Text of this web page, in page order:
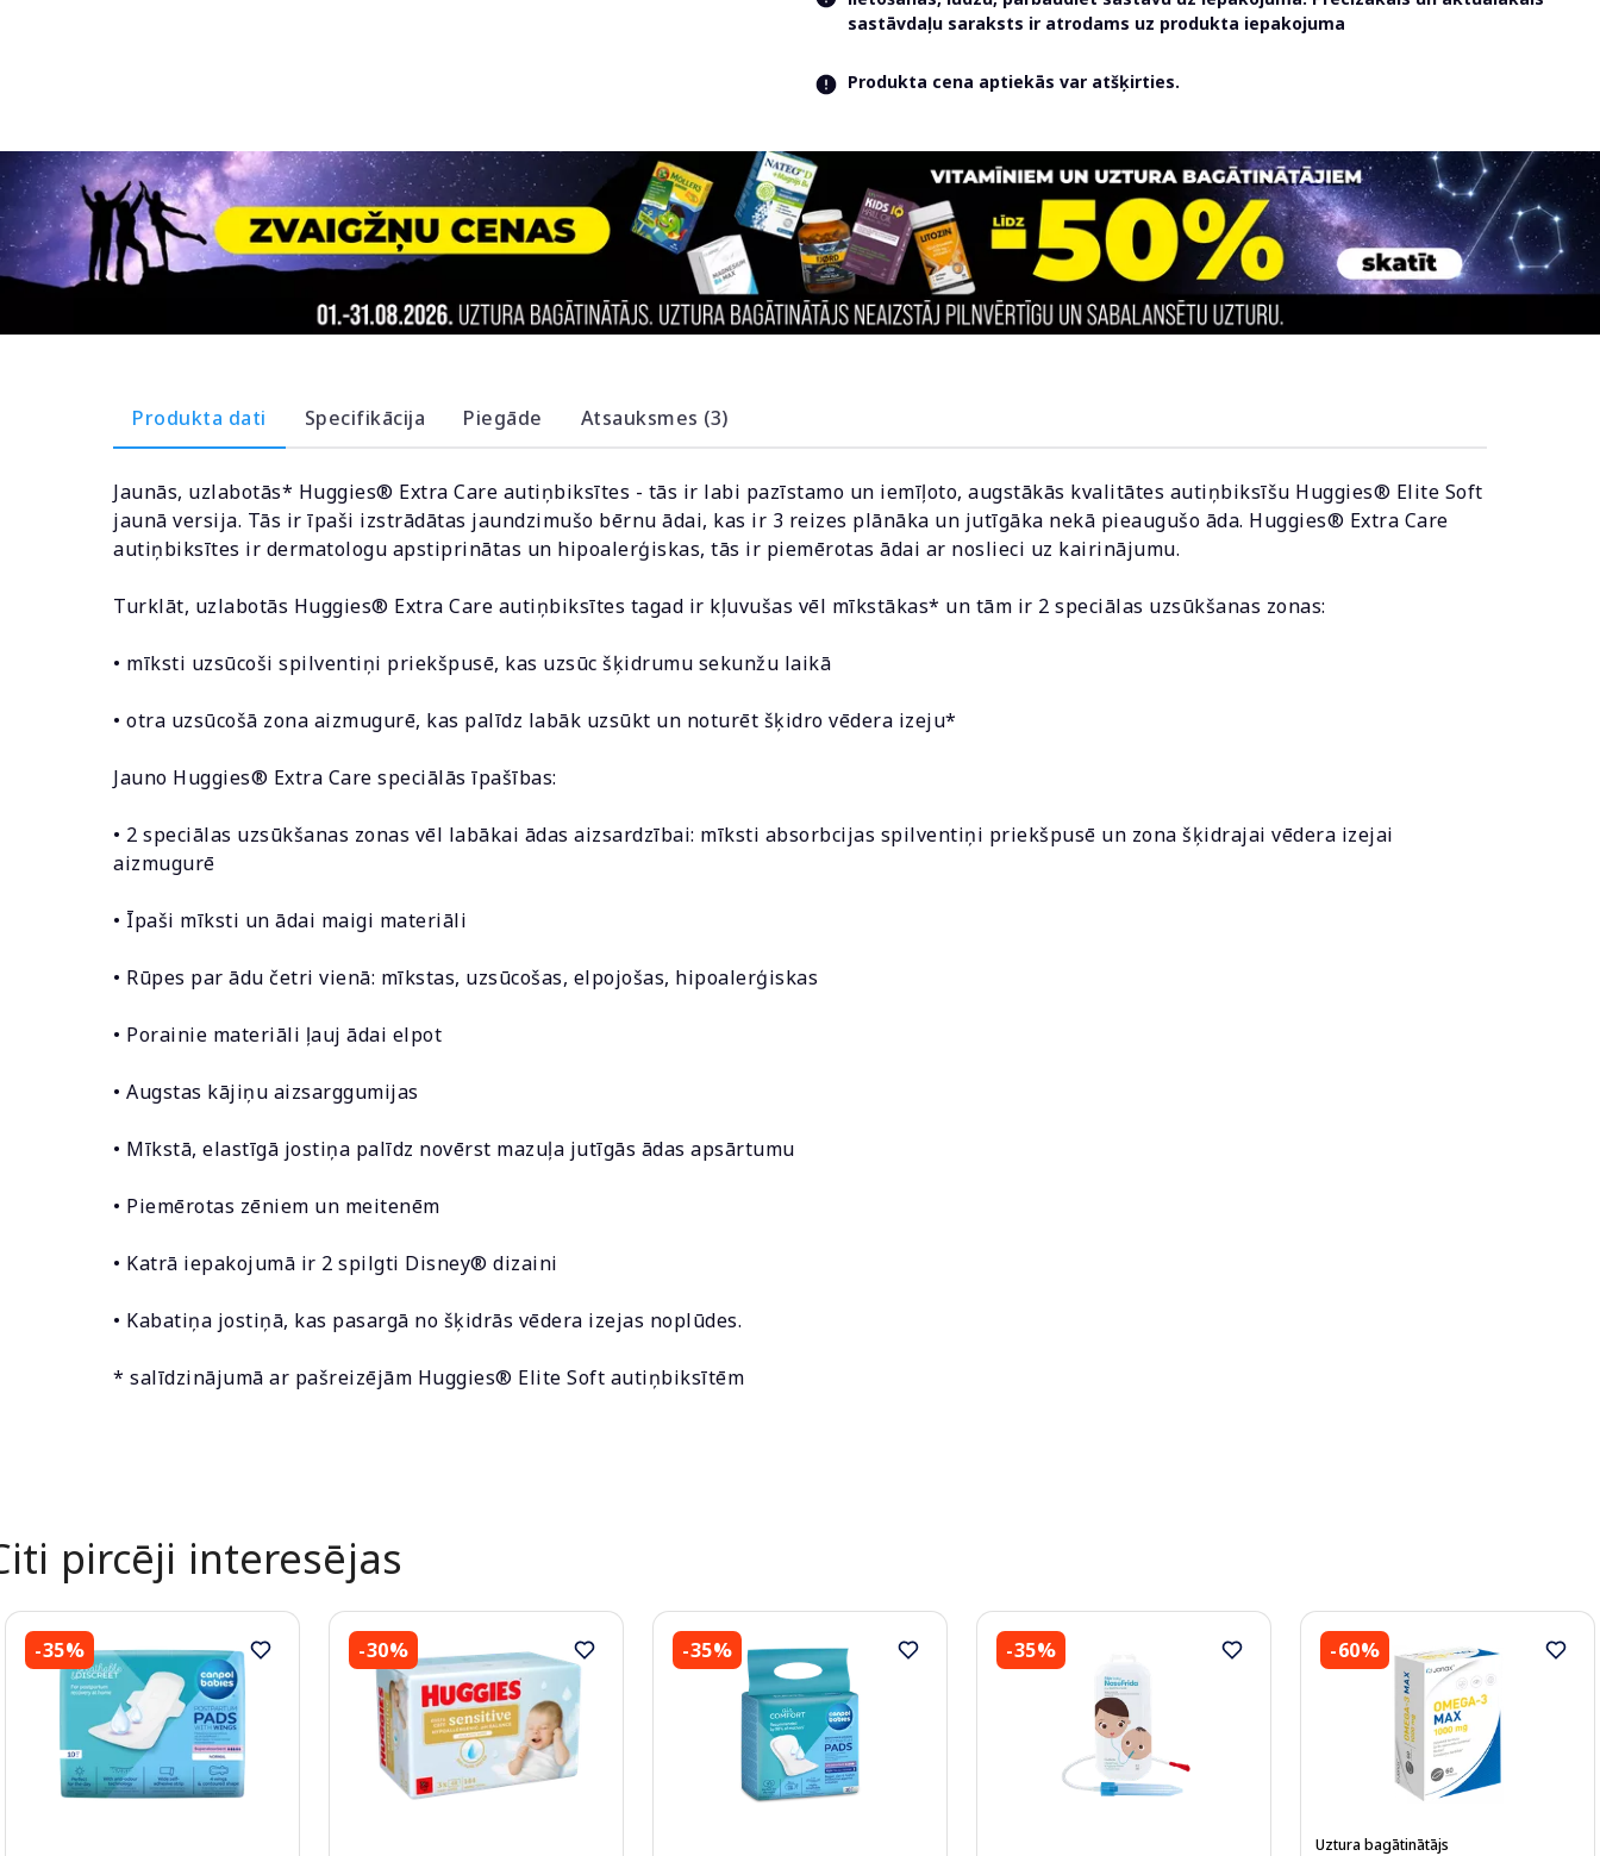
sastāvdaļu saraksts ir atrodams uz produkta iepakojuma
Produkta cena aptiekās var atšķirties.
Produkta dati Specifikācija Piegāde Atsauksmes (3)
Jaunās, uzlabotās* Huggies® Extra Care autiņbiksītes - tās ir labi pazīstamo un iemīļoto, augstākās kvalitātes autiņbiksīšu Huggies® Elite Soft
jaunā versija. Tās ir īpaši izstrādātas jaundzimušo bērnu ādai, kas ir 3 reizes plānāka un jutīgāka nekā pieaugušo āda. Huggies® Extra Care
autiņbiksītes ir dermatologu apstiprinātas un hipoalerģiskas, tās ir piemērotas ādai ar noslieci uz kairinājumu.
Turklāt, uzlabotās Huggies® Extra Care autiņbiksītes tagad ir kļuvušas vēl mīkstākas* un tām ir 2 speciālas uzsūkšanas zonas:
• mīksti uzsūcoši spilventiņi priekšpusē, kas uzsūc šķidrumu sekunžu laikā
• otra uzsūcošā zona aizmugurē, kas palīdz labāk uzsūkt un noturēt šķidro vēdera izeju*
Jauno Huggies® Extra Care speciālās īpašības:
• 2 speciālas uzsūkšanas zonas vēl labākai ādas aizsardzībai: mīksti absorbcijas spilventiņi priekšpusē un zona šķidrajai vēdera izejai
aizmugurē
• Īpaši mīksti un ādai maigi materiāli
• Rūpes par ādu četri vienā: mīkstas, uzsūcošas, elpojošas, hipoalerģiskas
• Porainie materiāli ļauj ādai elpot
• Augstas kājiņu aizsarggumijas
• Mīkstā, elastīgā jostiņa palīdz novērst mazuļa jutīgās ādas apsārtumu
• Piemērotas zēniem un meitenēm
• Katrā iepakojumā ir 2 spilgti Disney® dizaini
• Kabatiņa jostiņā, kas pasargā no šķidrās vēdera izejas noplūdes.
* salīdzinājumā ar pašreizējām Huggies® Elite Soft autiņbiksītēm
pircēji interesējas
-35% -30% -35% -35% -60%
Uztura bagātinātājs